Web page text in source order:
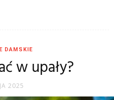
DAMSKIE
w upały?
2025